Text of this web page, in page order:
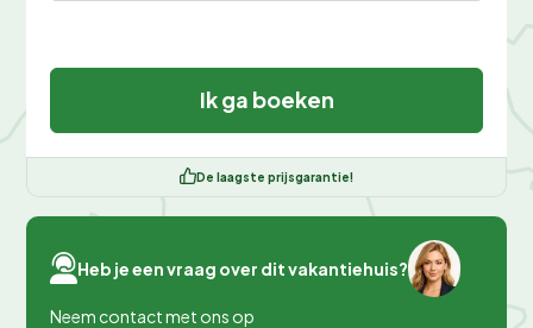
Ik ga boeken
De laagste prijsgarantie!
Heb je een vraag over dit vakantiehuis?
Neem contact met ons op